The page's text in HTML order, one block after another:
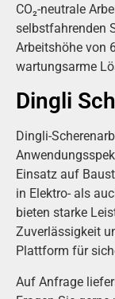
CO₂-neutrale
selbstfahrenden
Arbeitshöhe von
wartungsarme
Dingli
Dingli-
Einsatz auf
in Elektro- als
bieten starke
Zuverlässigkeit
Plattform für
Auf Anfrage